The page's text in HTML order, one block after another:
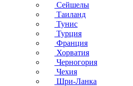
Сейшелы
Таиланд
Тунис
Турция
Франция
Хорватия
Черногория
Чехия
Шри-Ланка